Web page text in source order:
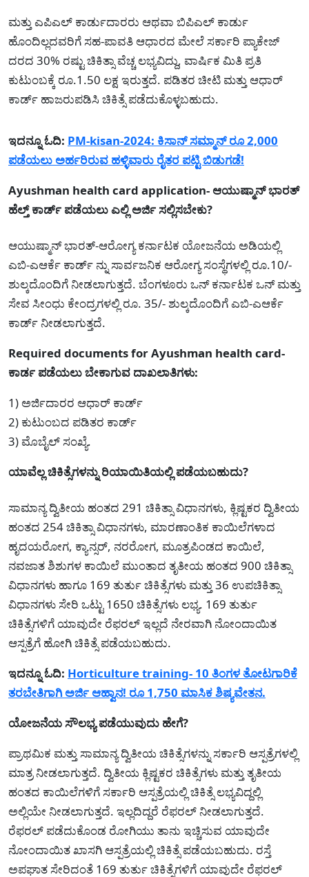
ಮತ್ತು ಎಪಿಎಲ್ ಕಾರ್ಡುದಾರರು ಆಥವಾ ಬಿಪಿಎಲ್ ಕಾರ್ಡು
ಹೊಂದಿಲ್ಲದವರಿಗೆ ಸಹ-ಪಾವತಿ ಆಧಾರದ ಮೇಲೆ ಸರ್ಕಾರಿ ಪ್ಯಾಕೇಜ್
ದರದ 30% ರಷ್ಟು ಚಿಕಿತ್ಸಾ ವೆಚ್ಚ ಲಭ್ಯವಿದ್ದು, ವಾರ್ಷಿಕ ಮಿತಿ ಪ್ರತಿ
ಕುಟುಂಬಕ್ಕೆ ರೂ.1.50 ಲಕ್ಷ ಇರುತ್ತದೆ. ಪಡಿತರ ಚೀಟಿ ಮತ್ತು ಆಧಾರ್
ಕಾರ್ಡ್ ಹಾಜರುಪಡಿಸಿ ಚಿಕಿತ್ಸೆ ಪಡೆದುಕೊಳ್ಳಬಹುದು.
ಇದನ್ನೂ ಓದಿ: PM-kisan-2024: ಕಿಸಾನ್ ಸಮ್ಮಾನ್ ರೂ 2,000
ಪಡೆಯಲು ಅರ್ಹರಿರುವ ಹಳ್ಳಿವಾರು ರೈತರ ಪಟ್ಟಿ ಬಿಡುಗಡೆ!
Ayushman health card application- ಆಯುಷ್ಮಾನ್ ಭಾರತ್
ಹೆಲ್ತ್ ಕಾರ್ಡ್ ಪಡೆಯಲು ಎಲ್ಲಿ ಅರ್ಜಿ ಸಲ್ಲಿಸಬೇಕು?
ಆಯುಷ್ಮಾನ್ ಭಾರತ್-ಆರೋಗ್ಯ ಕರ್ನಾಟಕ ಯೋಜನೆಯ ಅಡಿಯಲ್ಲಿ
ಎಬಿ-ಎಆರ್ಕೆ ಕಾರ್ಡ್ ನ್ನು ಸಾರ್ವಜನಿಕ ಆರೋಗ್ಯ ಸಂಸ್ಥೆಗಳಲ್ಲಿ ರೂ.10/-
ಶುಲ್ಕದೊಂದಿಗೆ ನೀಡಲಾಗುತ್ತದೆ. ಬೆಂಗಳೂರು ಒನ್ ಕರ್ನಾಟಕ ಒನ್ ಮತ್ತು
ಸೇವ ಸೀಂಧು ಕೇಂದ್ರಗಳಲ್ಲಿ ರೂ. 35/- ಶುಲ್ಕದೊಂದಿಗೆ ಎಬಿ-ಎಆರ್ಕೆ
ಕಾರ್ಡ್ ನೀಡಲಾಗುತ್ತದೆ.
Required documents for Ayushman health card-
ಕಾರ್ಡ ಪಡೆಯಲು ಬೇಕಾಗುವ ದಾಖಲಾತಿಗಳು:
1) ಅರ್ಜಿದಾರರ ಆಧಾರ್ ಕಾರ್ಡ್
2) ಕುಟುಂಬದ ಪಡಿತರ ಕಾರ್ಡ್
3) ಮೊಬೈಲ್ ಸಂಖ್ಯೆ.
ಯಾವೆಲ್ಲ ಚಿಕಿತ್ಸೆಗಳನ್ನು ರಿಯಾಯಿತಿಯಲ್ಲಿ ಪಡೆಯಬಹುದು?
ಸಾಮಾನ್ಯ ದ್ವಿತೀಯ ಹಂತದ 291 ಚಿಕಿತ್ಸಾ ವಿಧಾನಗಳು, ಕ್ಲಿಷ್ಟಕರ ದ್ವಿತೀಯ
ಹಂತದ 254 ಚಿಕಿತ್ಸಾ ವಿಧಾನಗಳು, ಮಾರಣಾಂತಿಕ ಕಾಯಿಲೆಗಳಾದ
ಹೃದಯರೋಗ, ಕ್ಯಾನ್ಸರ್, ನರರೋಗ, ಮೂತ್ರಪಿಂಡದ ಕಾಯಿಲೆ,
ನವಜಾತ ಶಿಶುಗಳ ಕಾಯಿಲೆ ಮುಂತಾದ ತೃತೀಯ ಹಂತದ 900 ಚಿಕಿತ್ಸಾ
ವಿಧಾನಗಳು ಹಾಗೂ 169 ತುರ್ತು ಚಿಕಿತ್ಸೆಗಳು ಮತ್ತು 36 ಉಪಚಿಕಿತ್ಸಾ
ವಿಧಾನಗಳು ಸೇರಿ ಒಟ್ಟು 1650 ಚಿಕಿತ್ಸೆಗಳು ಲಭ್ಯ. 169 ತುರ್ತು
ಚಿಕಿತ್ಸೆಗಳಿಗೆ ಯಾವುದೇ ರೆಫರಲ್ ಇಲ್ಲದೆ ನೇರವಾಗಿ ನೋಂದಾಯಿತ
ಆಸ್ಪತ್ರೆಗೆ ಹೋಗಿ ಚಿಕಿತ್ಸೆ ಪಡೆಯಬಹುದು.
ಇದನ್ನೂ ಓದಿ: Horticulture training- 10 ತಿಂಗಳ ತೋಟಗಾರಿಕೆ
ತರಬೇತಿಗಾಗಿ ಅರ್ಜಿ ಆಹ್ವಾನ! ರೂ 1,750 ಮಾಸಿಕ ಶಿಷ್ಯವೇತನ.
ಯೋಜನೆಯ ಸೌಲಭ್ಯ ಪಡೆಯುವುದು ಹೇಗೆ?
ಪ್ರಾಥಮಿಕ ಮತ್ತು ಸಾಮಾನ್ಯ ದ್ವಿತೀಯ ಚಿಕಿತ್ಸೆಗಳನ್ನು ಸರ್ಕಾರಿ ಆಸ್ಪತ್ರೆಗಳಲ್ಲಿ
ಮಾತ್ರ ನೀಡಲಾಗುತ್ತದೆ. ದ್ವಿತೀಯ ಕ್ಲಿಷ್ಟಕರ ಚಿಕಿತ್ಸೆಗಳು ಮತ್ತು ತೃತೀಯ
ಹಂತದ ಕಾಯಿಲೆಗಳಿಗೆ ಸರ್ಕಾರಿ ಆಸ್ಪತ್ರೆಯಲ್ಲಿ ಚಿಕಿತ್ಸೆ ಲಭ್ಯವಿದ್ದಲ್ಲಿ
ಅಲ್ಲಿಯೇ ನೀಡಲಾಗುತ್ತದೆ. ಇಲ್ಲದಿದ್ದರೆ ರೆಫರಲ್ ನೀಡಲಾಗುತ್ತದೆ.
ರೆಫರಲ್ ಪಡೆದುಕೊಂಡ ರೋಗಿಯು ತಾನು ಇಚ್ಚಿಸುವ ಯಾವುದೇ
ನೋಂದಾಯಿತ ಖಾಸಗಿ ಆಸ್ಪತ್ರೆಯಲ್ಲಿ ಚಿಕಿತ್ಸೆ ಪಡೆಯಬಹುದು. ರಸ್ತೆ
ಅಪಘಾತ ಸೇರಿದಂತೆ 169 ತುರ್ತು ಚಿಕಿತ್ಸೆಗಳಿಗೆ ಯಾವುದೇ ರೆಫರಲ್